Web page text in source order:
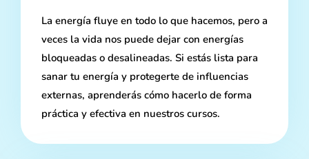
La energía fluye en todo lo que hacemos, pero a
veces la vida nos puede dejar con energías
bloqueadas o desalineadas. Si estás lista para
sanar tu energía y protegerte de influencias
externas, aprenderás cómo hacerlo de forma
práctica y efectiva en nuestros cursos.